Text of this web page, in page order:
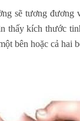
sẽ tương
thấy kích thước
bên hoặc cả hai